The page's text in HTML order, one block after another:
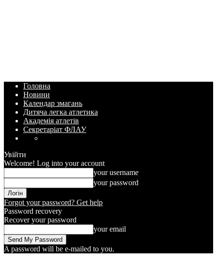
Головна
Новини
Календар змагань
Дитяча легка атлетика
Академія атлетів
Секретаріат ФЛАУ
Увійти
Welcome! Log into your account
your username
your password
Forgot your password? Get help
Password recovery
Recover your password
your email
A password will be e-mailed to you.